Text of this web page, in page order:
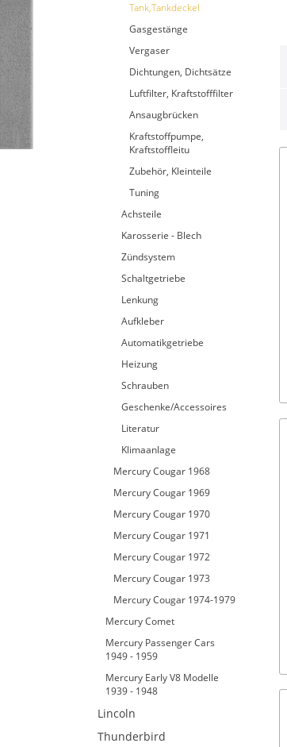
Tank,Tankdeckel
Gasgestänge
Vergaser
Dichtungen, Dichtsätze
Luftfilter, Kraftstofffilter
Ansaugbrücken
Kraftstoffpumpe,
Kraftstoffleitu
Zubehör, Kleinteile
Tuning
Achsteile
Karosserie - Blech
Zündsystem
Schaltgetriebe
Lenkung
Aufkleber
Automatikgetriebe
Heizung
Schrauben
Geschenke/Accessoires
Literatur
Klimaanlage
Mercury Cougar 1968
Mercury Cougar 1969
Mercury Cougar 1970
Mercury Cougar 1971
Mercury Cougar 1972
Mercury Cougar 1973
Mercury Cougar 1974-1979
Mercury Comet
Mercury Passenger Cars
1949 - 1959
Mercury Early V8 Modelle
1939 - 1948
Lincoln
Thunderbird